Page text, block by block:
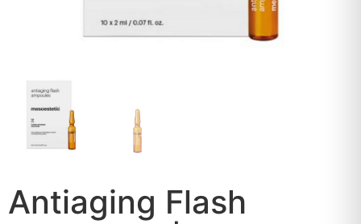
Antiaging Flash